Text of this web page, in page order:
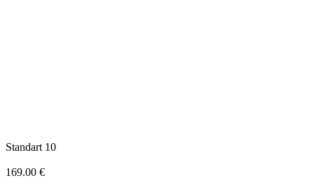
Standart 10
169.00 €